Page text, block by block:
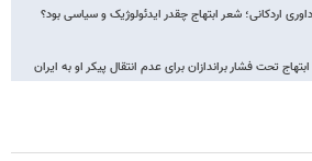
اردکانی؛ شعر ابتهاج چقدر ایدئولوژیک و سیاسی بود؟
تحت فشار براندازان برای عدم انتقال پیکر او به ایران